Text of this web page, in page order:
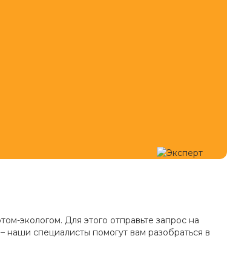
экологом. Для этого отправьте запрос на
специалисты помогут вам разобраться в